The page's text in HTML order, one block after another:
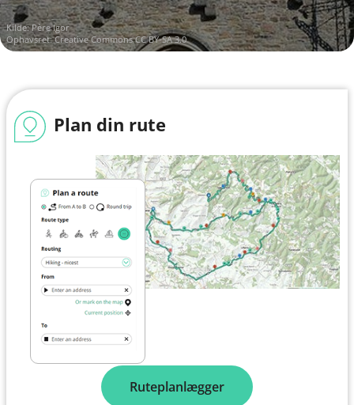
Kilde:Père Igor
Ophavsret:Creative Commons CC BY-SA 3.0
Plan din rute
Ruteplanlægger